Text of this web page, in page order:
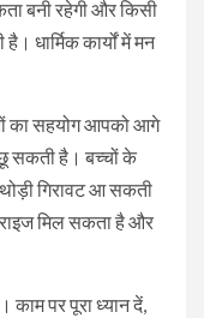
बनी रहेगी और किसी
धार्मिक कार्यों में मन
का सहयोग आपको आगे
सकती है। बच्चों के
गिरावट आ सकती
मिल सकता है और
पर पूरा ध्यान दें,